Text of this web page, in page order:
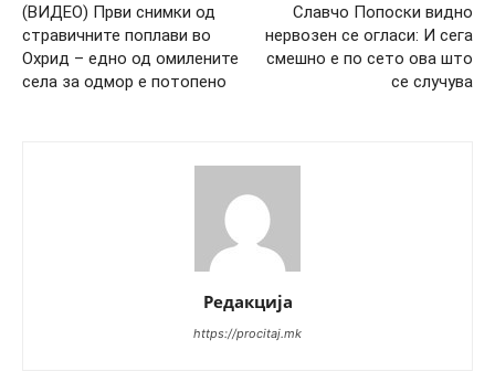
(ВИДЕО) Први снимки од
стравичните поплави во
Охрид – едно од омилените
села за одмор е потопено
Славчо Попоски видно
нервозен се огласи: И сега
смешно е по сето ова што
се случува
Редакција
https://procitaj.mk